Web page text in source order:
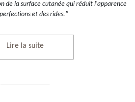
de la surface cutanée qui réduit l'apparence
et des rides."
Lire la suite